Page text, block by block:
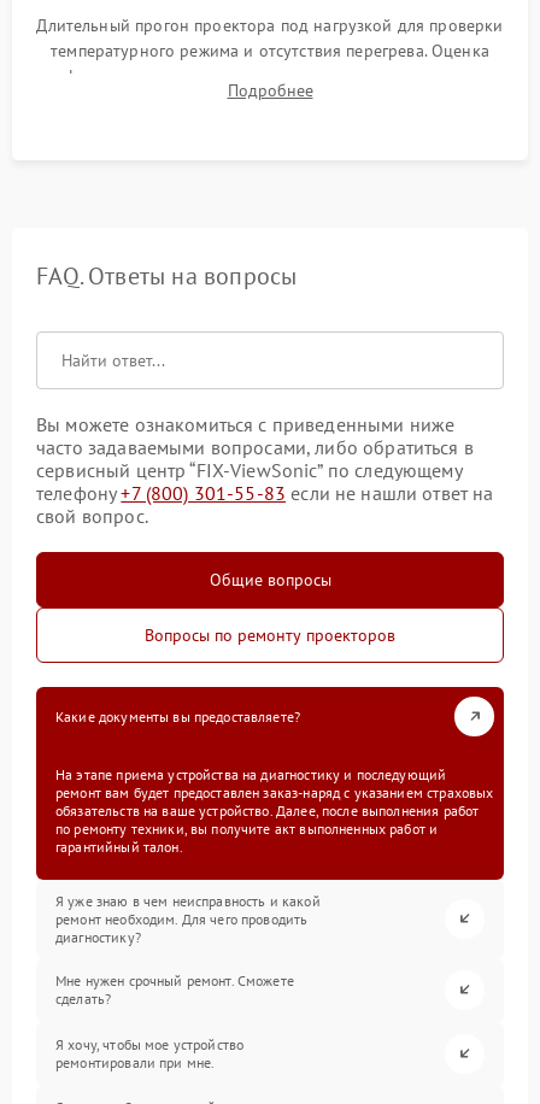
Длительный прогон проектора под нагрузкой для проверки
температурного режима и отсутствия перегрева. Оценка
фокуса, контрастности и цветопередачи на тестовых
таблицах. Проверка работы всех видеовходов и кнопок
Подробнее
FAQ. Ответы на вопросы
Вы можете ознакомиться с приведенными ниже
часто задаваемыми вопросами, либо обратиться в
сервисный центр “FIX-ViewSonic” по следующему
телефону+7 (800) 301-55-83 если не нашли ответ на
свой вопрос.
Общие вопросы
Вопросы по ремонту проекторов
Какие документы вы предоставляете?
На этапе приема устройства на диагностику и последующий
ремонт вам будет предоставлен заказ-наряд с указанием страховых
обязательств на ваше устройство. Далее, после выполнения работ
по ремонту техники, вы получите акт выполненных работ и
гарантийный талон.
Я уже знаю в чем неисправность и какой
ремонт необходим. Для чего проводить
диагностику?
Мне нужен срочный ремонт. Сможете
сделать?
Я хочу, чтобы мое устройство
ремонтировали при мне.